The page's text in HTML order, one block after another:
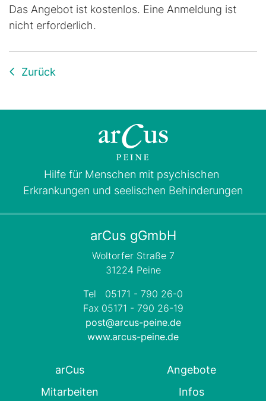
Das Angebot ist kostenlos. Eine Anmeldung ist
nicht erforderlich.
Zurück
Hilfe für Menschen mit psychischen
Erkrankungen und seelischen Behinderungen
arCus gGmbH
Woltorfer Straße 7
31224 Peine
Tel 05171 - 790 26-0
Fax 05171 - 790 26-19
post@arcus-peine.de
www.arcus-peine.de
arCus
Angebote
Mitarbeiten
Infos